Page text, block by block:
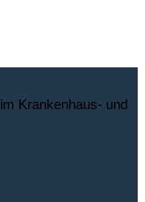
Krankenhaus- und